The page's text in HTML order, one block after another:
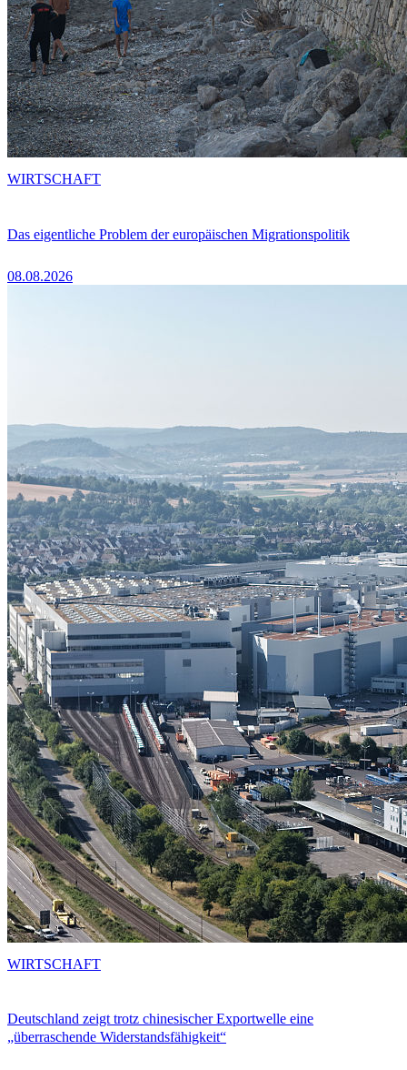
Das eigentliche Problem der europäischen Migrationspolitik
08.08.2026
WIRTSCHAFT
Deutschland zeigt trotz chinesischer Exportwelle eine
„überraschende Widerstandsfähigkeit“
WIRTSCHAFT